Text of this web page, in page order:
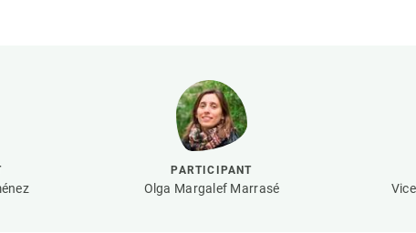
PARTICIPANT
Olga Margalef Marrasé
Un lloc on créixer
Desenvolupament de carrera
Seminaris i activitats internes
T’oferim formació